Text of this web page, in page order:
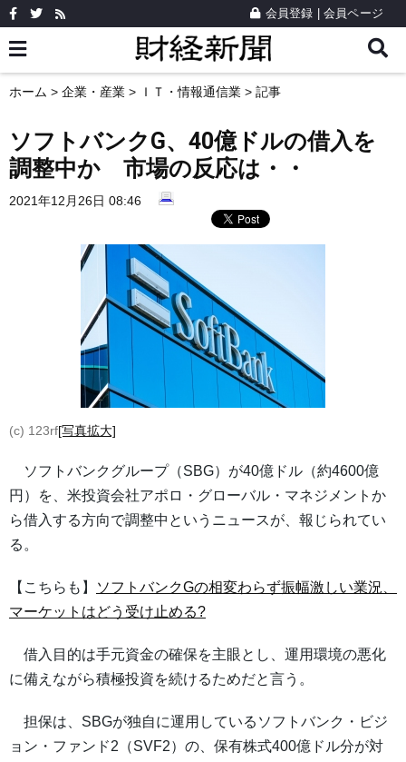
会員登録 会員ページ
ホーム > 企業・産業 > ＩＴ・情報通信業 > 記事
ソフトバンクG、40億ドルの借入を
調整中か 市場の反応は・・
2021年12月26日 08:46
(c) 123rf[写真拡大]
ソフトバンクグループ（SBG）が40億ドル（約4600億
円）を、米投資会社アポロ・グローバル・マネジメントか
ら借入する方向で調整中というニュースが、報じられてい
る。
【こちらも】
ソフトバンクGの相変わらず振幅激しい業況、
マーケットはどう受け止める?
借入目的は手元資金の確保を主眼とし、運用環境の悪化
に備えながら積極投資を続けるためだと言う。
担保は、SBGが独自に運用しているソフトバンク・ビジ
ョン・ファンド2（SVF2）の、保有株式400億ドル分が対